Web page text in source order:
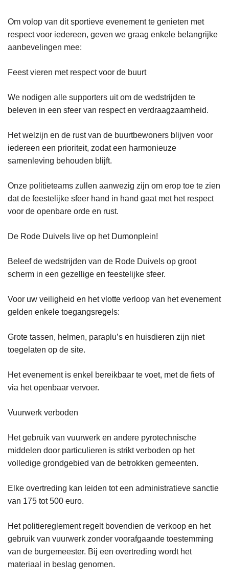
Om volop van dit sportieve evenement te genieten met
respect voor iedereen, geven we graag enkele belangrijke
aanbevelingen mee:
Feest vieren met respect voor de buurt
We nodigen alle supporters uit om de wedstrijden te
beleven in een sfeer van respect en verdraagzaamheid.
Het welzijn en de rust van de buurtbewoners blijven voor
iedereen een prioriteit, zodat een harmonieuze
samenleving behouden blijft.
Onze politieteams zullen aanwezig zijn om erop toe te zien
dat de feestelijke sfeer hand in hand gaat met het respect
voor de openbare orde en rust.
De Rode Duivels live op het Dumonplein!
Beleef de wedstrijden van de Rode Duivels op groot
scherm in een gezellige en feestelijke sfeer.
Voor uw veiligheid en het vlotte verloop van het evenement
gelden enkele toegangsregels:
Grote tassen, helmen, paraplu’s en huisdieren zijn niet
toegelaten op de site.
Het evenement is enkel bereikbaar te voet, met de fiets of
via het openbaar vervoer.
Vuurwerk verboden
Het gebruik van vuurwerk en andere pyrotechnische
middelen door particulieren is strikt verboden op het
volledige grondgebied van de betrokken gemeenten.
Elke overtreding kan leiden tot een administratieve sanctie
van 175 tot 500 euro.
Het politiereglement regelt bovendien de verkoop en het
gebruik van vuurwerk zonder voorafgaande toestemming
van de burgemeester. Bij een overtreding wordt het
materiaal in beslag genomen.